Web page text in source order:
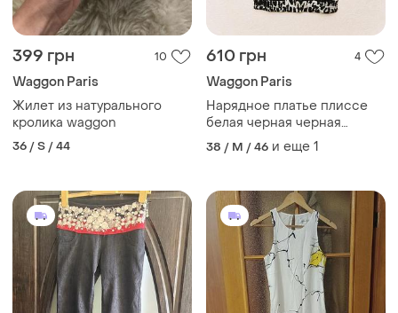
399 грн 10
Waggon Paris
Жилет из натурального
кролика waggon
36 / S / 44
610 грн 4
Waggon Paris
Нарядное платье плиссе
белая черная черная
женская коктейльная миди
короткие рукава
бренд waggon paris m/38
38 / M / 46 и еще 1